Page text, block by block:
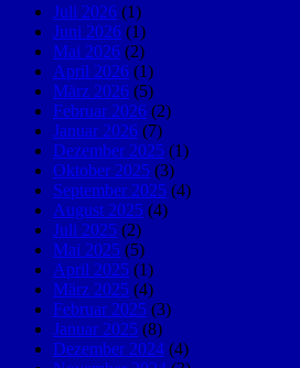
Juli 2026 (1)
Juni 2026 (1)
Mai 2026 (2)
April 2026 (1)
März 2026 (5)
Februar 2026 (2)
Januar 2026 (7)
Dezember 2025 (1)
Oktober 2025 (3)
September 2025 (4)
August 2025 (4)
Juli 2025 (2)
Mai 2025 (5)
April 2025 (1)
März 2025 (4)
Februar 2025 (3)
Januar 2025 (8)
Dezember 2024 (4)